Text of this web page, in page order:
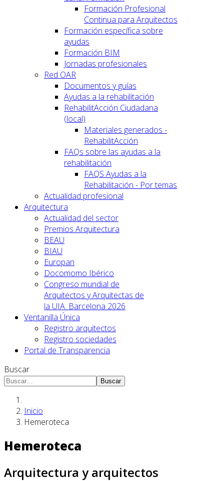
Formación Profesional
Continua para Arquitectos
Formación específica sobre
ayudas
Formación BIM
Jornadas profesionales
Red OAR
Documentos y guías
Ayudas a la rehabilitación
RehabilitAcción Ciudadana
(local)
Materiales generados -
RehabilitAcción
FAQs sobre las ayudas a la
rehabilitación
FAQS Ayudas a la
Rehabilitación - Por temas
Actualidad profesional
Arquitectura
Actualidad del sector
Premios Arquitectura
BEAU
BIAU
Europan
Docomomo Ibérico
Congreso mundial de
Arquitectos y Arquitectas de
la UIA. Barcelona 2026
Ventanilla Única
Registro arquitectos
Registro sociedades
Portal de Transparencia
Buscar
Buscar
Inicio
Hemeroteca
Hemeroteca
Arquitectura y arquitectos